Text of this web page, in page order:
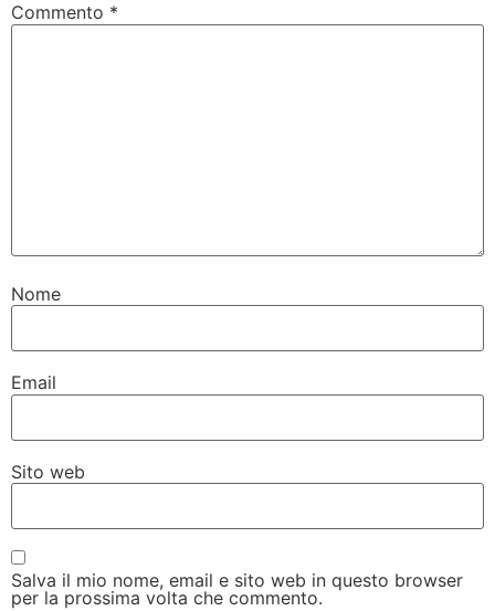
Commento *
Nome
Email
Sito web
Salva il mio nome, email e sito web in questo browser
per la prossima volta che commento.